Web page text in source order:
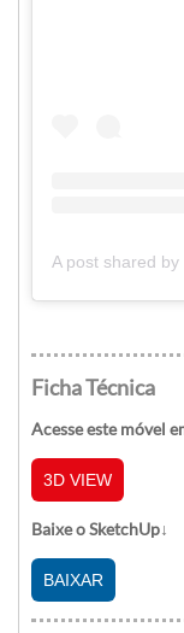
Ficha Técnica
Acesse este móvel
3D VIEW
Baixe o SketchUp↓
BAIXAR